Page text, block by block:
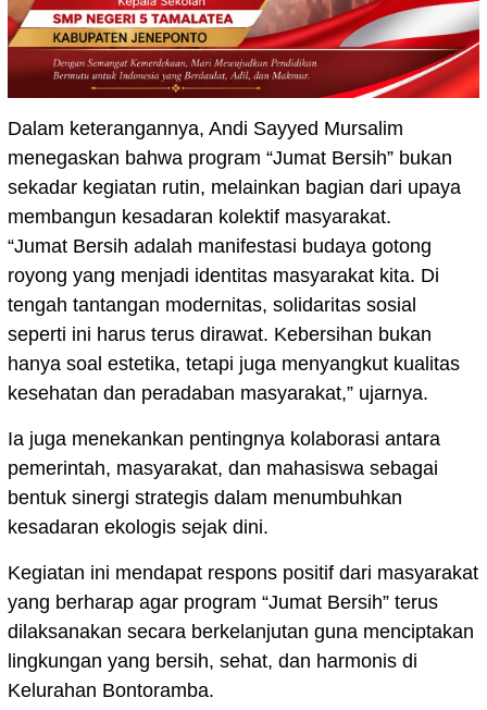
Dalam keterangannya, Andi Sayyed Mursalim
menegaskan bahwa program “Jumat Bersih” bukan
sekadar kegiatan rutin, melainkan bagian dari upaya
membangun kesadaran kolektif masyarakat.
“Jumat Bersih adalah manifestasi budaya gotong
royong yang menjadi identitas masyarakat kita. Di
tengah tantangan modernitas, solidaritas sosial
seperti ini harus terus dirawat. Kebersihan bukan
hanya soal estetika, tetapi juga menyangkut kualitas
kesehatan dan peradaban masyarakat,” ujarnya.
Ia juga menekankan pentingnya kolaborasi antara
pemerintah, masyarakat, dan mahasiswa sebagai
bentuk sinergi strategis dalam menumbuhkan
kesadaran ekologis sejak dini.
Kegiatan ini mendapat respons positif dari masyarakat
yang berharap agar program “Jumat Bersih” terus
dilaksanakan secara berkelanjutan guna menciptakan
lingkungan yang bersih, sehat, dan harmonis di
Kelurahan Bontoramba.